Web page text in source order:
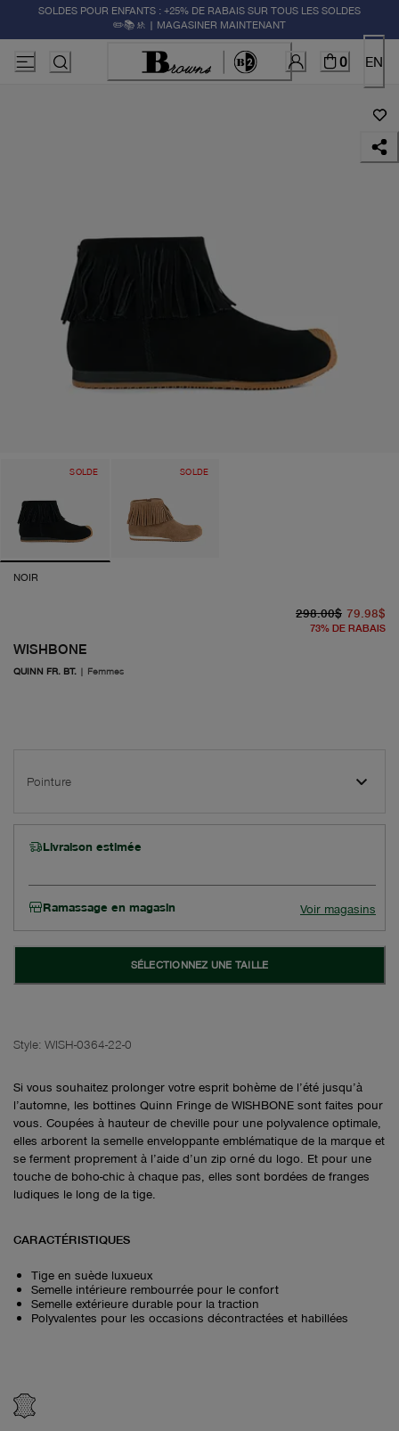
SOLDES POUR ENFANTS : +25% DE RABAIS SUR TOUS LES SOLDES
✏️📚🚸 | MAGASINER MAINTENANT
0 EN
SOLDE SOLDE
NOIR
WISHBONE
QUINN FR. BT. | Femmes
298.00$ 79.98$
73% DE RABAIS
Pointure
Livraison estimée
Ramassage en magasin Voir magasins
SÉLECTIONNEZ UNE TAILLE
Style: WISH-0364-22-0
Si vous souhaitez prolonger votre esprit bohème de l’été jusqu’à
l’automne, les bottines Quinn Fringe de WISHBONE sont faites pour
vous. Coupées à hauteur de cheville pour une polyvalence optimale,
elles arborent la semelle enveloppante emblématique de la marque et
se ferment proprement à l’aide d’un zip orné du logo. Et pour une
touche de boho-chic à chaque pas, elles sont bordées de franges
ludiques le long de la tige.
CARACTÉRISTIQUES
Tige en suède luxueux
Semelle intérieure rembourrée pour le confort
Semelle extérieure durable pour la traction
Polyvalentes pour les occasions décontractées et habillées